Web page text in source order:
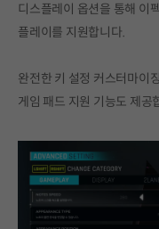
디스플레이 옵션을 통해 이
플레이를 지원합니다.
완전한 키 설정 커스터마이
게임 패드 지원 기능도 제공